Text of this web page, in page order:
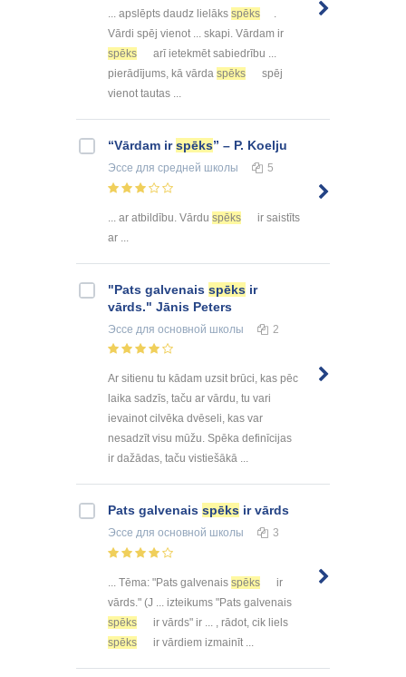
... apslēpts daudz lielāks spēks
Vārdi spēj vienot ... skapi. Vārdam ir
spēks
arī ietekmēt sabiedrību ...
pierādījums, kā vārda spēks
spēj
vienot tautas ...
“Vārdam irspēks” – P. Koelju
Эссе для средней школы 5
... ar atbildību. Vārdu spēks
ir saistīts
ar ...
"Pats galvenais spēks ir
vārds." Jānis Peters
Эссе для основной школы 2
Ar sitienu tu kādam uzsit brūci, kas pēc
laika sadzīs, taču ar vārdu, tu vari
ievainot cilvēka dvēseli, kas var
nesadzīt visu mūžu. Spēka definīcijas
ir dažādas, taču vistiešākā ...
Pats galvenais spēks ir vārds
Эссе для основной школы 3
... Tēma: "Pats galvenais spēks
ir
vārds." (J ... izteikums "Pats galvenais
spēks
ir vārds" ir ... , rādot, cik liels
spēks
ir vārdiem izmainīt ...